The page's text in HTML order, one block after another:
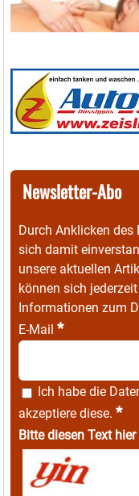
Newsletter-Abo
Durch Anklicken des
sich damit
unsere aktuellen
können sich
Informationen zum
E-Mail *
Ich habe die
akzeptiere diese. *
Bitte diesen Text